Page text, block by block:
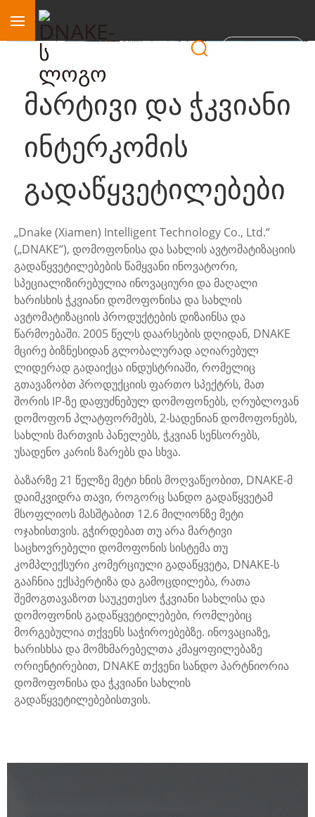
მარტივი და ჭკვიანი
ინტერკომის
გადაწყვეტილებები
„Dnake (Xiamen) Intelligent Technology Co., Ltd.“
(„DNAKE“), დომოფონისა და სახლის ავტომატიზაციის
გადაწყვეტილებების წამყვანი ინოვატორი,
სპეციალიზირებულია ინოვაციური და მაღალი
ხარისხის ჭკვიანი დომოფონისა და სახლის
ავტომატიზაციის პროდუქტების დიზაინსა და
წარმოებაში. 2005 წელს დაარსების დღიდან, DNAKE
მცირე ბიზნესიდან გლობალურად აღიარებულ
ლიდერად გადაიქცა ინდუსტრიაში, რომელიც
გთავაზობთ პროდუქციის ფართო სპექტრს, მათ
შორის IP-ზე დაფუძნებულ დომოფონებს, ღრუბლოვან
დომოფონ პლატფორმებს, 2-სადენიან დომოფონებს,
სახლის მართვის პანელებს, ჭკვიან სენსორებს,
უსადენო კარის ზარებს და სხვა.
ბაზარზე 21 წელზე მეტი ხნის მოღვაწეობით, DNAKE-მ
დაიმკვიდრა თავი, როგორც სანდო გადაწყვეტამ
მსოფლიოს მასშტაბით 12.6 მილიონზე მეტი
ოჯახისთვის. გჭირდებათ თუ არა მარტივი
საცხოვრებელი დომოფონის სისტემა თუ
კომპლექსური კომერციული გადაწყვეტა, DNAKE-ს
გააჩნია ექსპერტიზა და გამოცდილება, რათა
შემოგთავაზოთ საუკეთესო ჭკვიანი სახლისა და
დომოფონის გადაწყვეტილებები, რომლებიც
მორგებულია თქვენს საჭიროებებზე. ინოვაციაზე,
ხარისხსა და მომხმარებელთა კმაყოფილებაზე
ორიენტირებით, DNAKE თქვენი სანდო პარტნიორია
დომოფონისა და ჭკვიანი სახლის
გადაწყვეტილებებისთვის.